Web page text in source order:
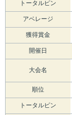
トータルピン
アベレージ
獲得賞金
開催日
大会名
順位
トータルピン